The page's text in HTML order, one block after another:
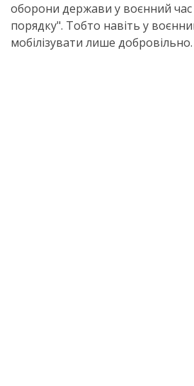
оборони держави у воєнний
порядку". Тобто навіть у
мобілізувати лише добровільно.